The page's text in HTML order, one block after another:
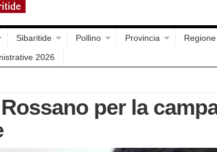
Sibaritide Pollino Provincia Regione
2026
per la